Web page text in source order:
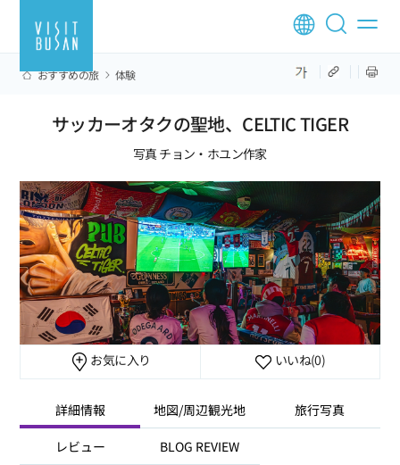
おすすめの旅 体験
サッカーオタクの聖地、CELTIC TIGER
写真 チョン・ホユン作家
お気に入り いいね(0)
詳細情報 地図/周辺観光地 旅行写真
レビュー BLOG REVIEW